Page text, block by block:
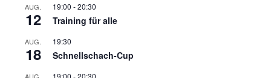
AUG.
12
19:00 -20:30
Training für alle
AUG.
18
19:30
Schnellschach-Cup